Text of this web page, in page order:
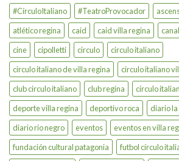
#CírculoItaliano #TeatroProvocador
atlético regina
caid caid villa regina
cine
cipolletti circulo
circulo italiano
circulo italiano de villa regina
circulo italiano
club circulo italiano
club regina círculo
deporte villa regina
deportivo roca
diario la
diario rio negro
eventos
eventos en villa
fundación cultural patagonia
futbol círculo